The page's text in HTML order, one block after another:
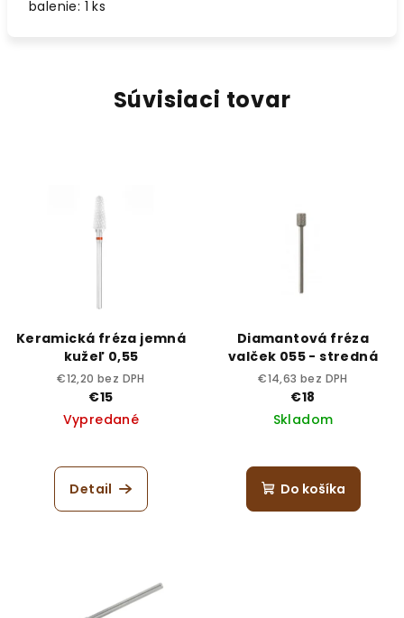
balenie: 1 ks
Súvisiaci tovar
Keramická fréza jemná
kužeľ 0,55
€12,20 bez DPH
€15
Vypredané
Detail
Diamantová fréza
valček 055 - stredná
€14,63 bez DPH
€18
Skladom
Do košíka